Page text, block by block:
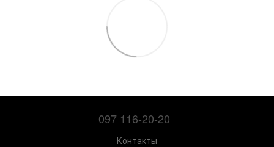
097 116-20-20
Контакты